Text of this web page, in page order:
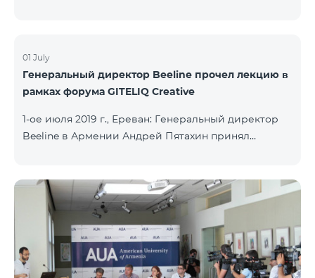
01 July
Генеральный директор Beeline прочел лекцию в
рамках форума GITELIQ Creative
1-ое июля 2019 г., Ереван: Генеральный директор
Beeline в Армении Андрей Пятахин принял
"Новые технологии - новые возможности". Третий
GITELIQ Creative форум проходил в головном
офисе AGBU Armenia. Форум является рядом
мероприятий в Армении в совершенно новом
формате. Он предоставляет возможность
приобрести знания об актуальных и интересных